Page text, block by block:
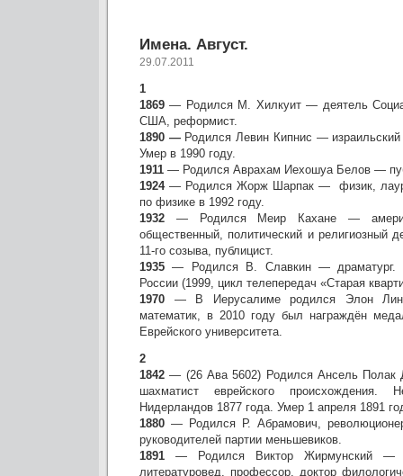
Имена. Август.
29.07.2011
1
1869 — Родился М. Хилкуит — деятель
США, реформист.
1890 —Родился Левин Кипнис — израильский
Умер в 1990 году.
1911 — Родился Аврахам Иехошуа Белов —
1924— Родился Жорж Шарпак — физик,
по физике в 1992 году.
1932 — Родился Меир Кахане —
общественный, политический и религиозный
11-го созыва, публицист.
1935— Родился В. Славкин — драматург.
России (1999, цикл телепередач «Старая
1970 — В Иерусалиме родился Элон
математик, в 2010 году был награждён
Еврейского университета.
2
1842 — (26 Ава 5602) Родился Ансель Полак
шахматист еврейского происхождения.
Нидерландов 1877 года. Умер 1 апреля 1891
1880 — Родился Р. Абрамович,
руководителей партии меньшевиков.
1891 — Родился Виктор Жирмунский —
литературовед, профессор, доктор